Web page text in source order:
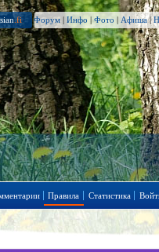
.fi Форум | Инфо | Фото | Афиша|
Правила Статистика